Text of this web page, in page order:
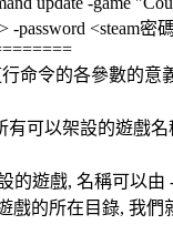
-password <steam密
命令的各參數的意
可以架設的遊戲名
的遊戲, 名稱可以由
的所在目錄, 我們